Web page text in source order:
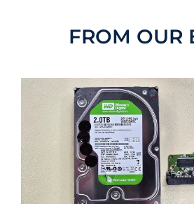
FROM OUR